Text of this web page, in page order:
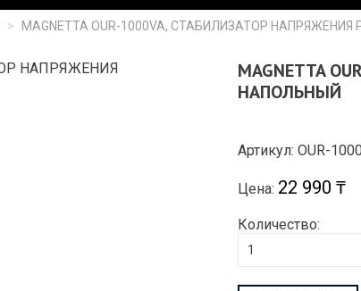
> MAGNETTA OUR-1000VA, СТАБИЛИЗАТОР
MAGNETTA
НАПОЛЬНЫЙ
Артикул: OUR-
Цена: 22 990 ₸
Количество: